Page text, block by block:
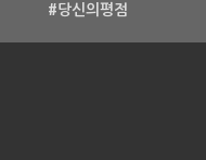
#당신의평점